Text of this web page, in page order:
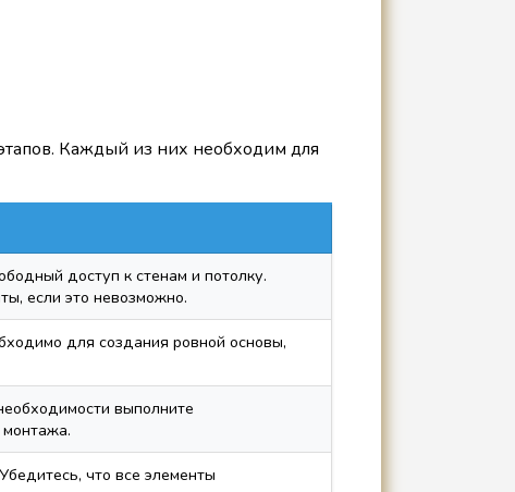
Каждый из них необходим для
доступ к стенам и потолку.
если это невозможно.
для создания ровной основы,
выполните
что все элементы